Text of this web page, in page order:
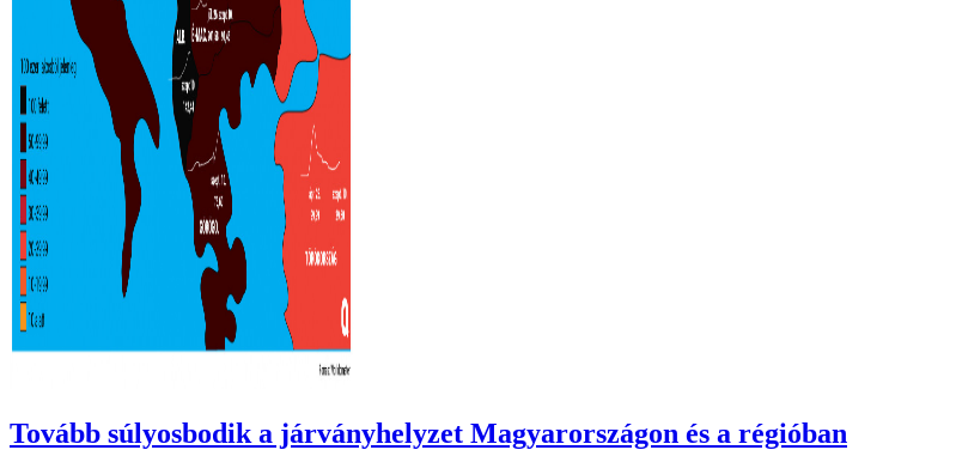
Tovább súlyosbodik a járványhelyzet Magyarországon és a régióban